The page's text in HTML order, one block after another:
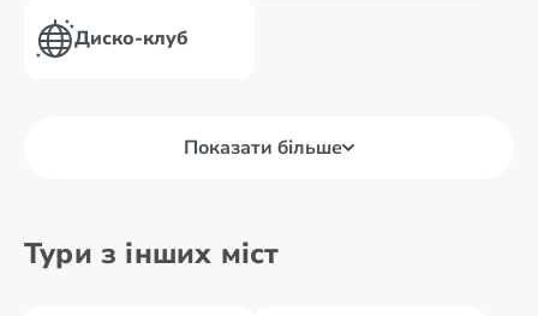
Диско-клуб
Показати більше
Тури з інших міст